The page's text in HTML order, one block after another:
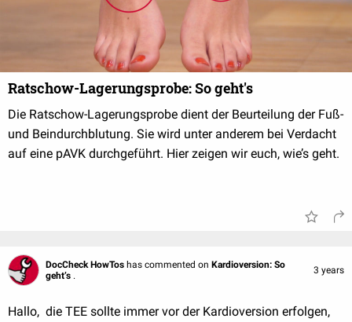
Ratschow-Lagerungsprobe: So geht's
Die Ratschow-Lagerungsprobe dient der Beurteilung der Fuß-
und Beindurchblutung. Sie wird unter anderem bei Verdacht
auf eine pAVK durchgeführt. Hier zeigen wir euch, wie’s geht.
DocCheck HowTos has commented on Kardioversion: So
geht’s . 3 years
Hallo, die TEE sollte immer vor der Kardioversion erfolgen,